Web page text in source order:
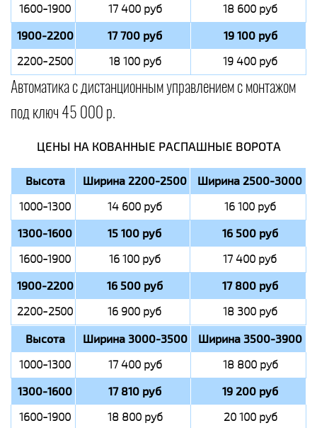
1600-1900 17 400 руб 18 600 руб
1900-2200 17 700 руб 19 100 руб
2200-2500 18 100 руб 19 400 руб
Автоматика с дистанционным управлением с монтажом
под ключ 45 000 р.
ЦЕНЫ НА КОВАННЫЕ РАСПАШНЫЕ ВОРОТА
Высота Ширина 2200-2500 Ширина 2500-3000
1000-1300 14 600 руб 16 100 руб
1300-1600 15 100 руб 16 500 руб
1600-1900 16 100 руб 17 400 руб
1900-2200 16 500 руб 17 800 руб
2200-2500 16 900 руб 18 300 руб
Высота Ширина 3000-3500 Ширина 3500-3900
1000-1300 17 400 руб 18 800 руб
1300-1600 17 810 руб 19 200 руб
1600-1900 18 800 руб 20 100 руб